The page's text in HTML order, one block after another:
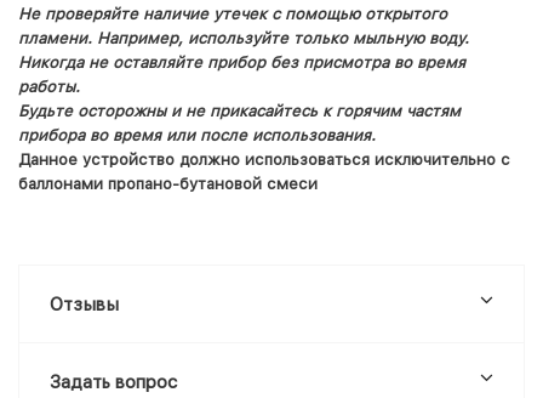
Не проверяйте наличие утечек с помощью открытого
пламени. Например, используйте только мыльную воду.
Никогда не оставляйте прибор без присмотра во время
работы.
Будьте осторожны и не прикасайтесь к горячим частям
прибора во время или после использования.
Данное устройство должно использоваться исключительно с
баллонами пропано-бутановой смеси
Отзывы
Задать вопрос